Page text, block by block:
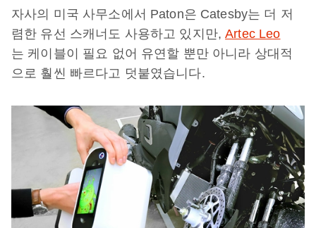
자사의 미국 사무소에서 Paton은 Catesby는 더 저
렴한 유선 스캐너도 사용하고 있지만,Artec Leo
는 케이블이 필요 없어 유연할 뿐만 아니라 상대적
으로 훨씬 빠르다고 덧붙였습니다.